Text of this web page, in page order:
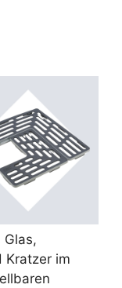
Glas,
Kratzer im